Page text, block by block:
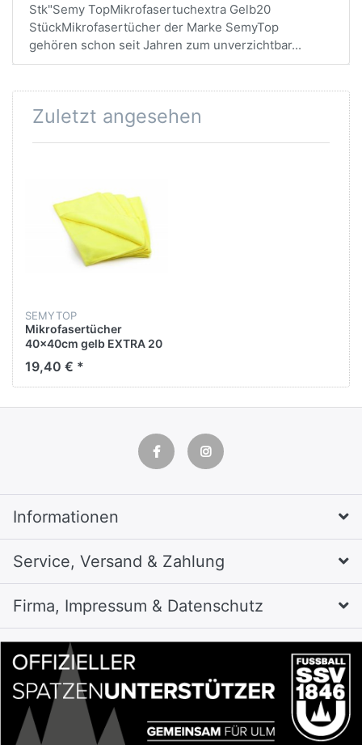
Stk"Semy TopMikrofasertuchextra Gelb20
StückMikrofasertücher der Marke SemyTop
gehören schon seit Jahren zum unverzichtbar...
Zuletzt angesehen
SEMYTOP
Mikrofasertücher
40x40cm gelb EXTRA 20
Stück
19,40 € *
Informationen
Service, Versand & Zahlung
Firma, Impressum & Datenschutz